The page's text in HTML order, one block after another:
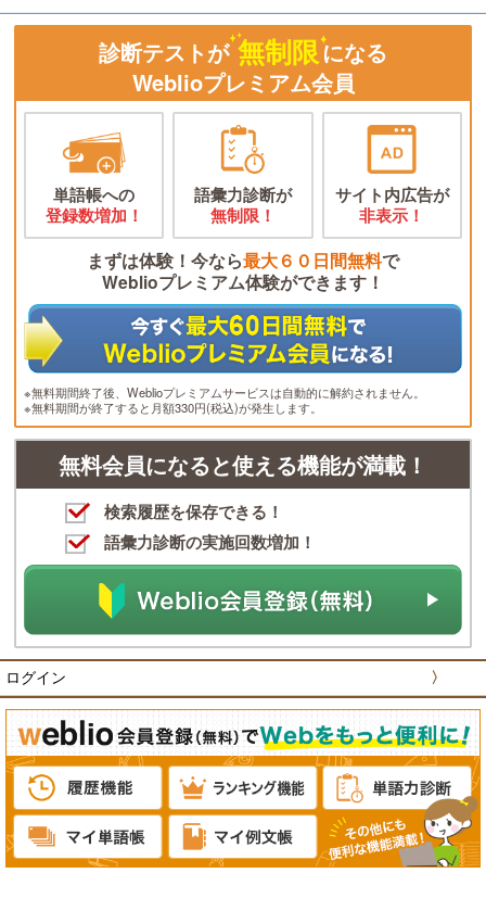
診断テストが 無制限になる
Weblioプレミアム会員
単語帳への
登録数増加！
語彙力診断が
無制限！
サイト内広告が
非表示！
まずは体験！今なら最大６０日間無料で
Weblioプレミアム体験ができます！
※無料期間終了後、Weblioプレミアムサービスは自動的に解約されません。
※無料期間が終了すると月額330円(税込)が発生します。
無料会員になると使える機能が満載！
検索履歴を保存できる！
語彙力診断の実施回数増加！
ログイン 〉